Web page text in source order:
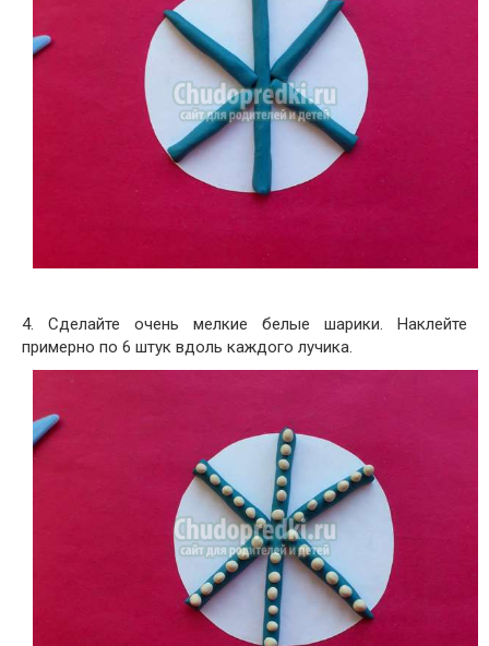
4. Сделайте очень мелкие белые шарики. Наклейте
примерно по 6 штук вдоль каждого лучика.